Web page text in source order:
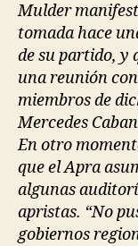
Mulder
tomada hace
de su partido, y
una reunión
miembros de
Mercedes
En otro
que el Apra
algunas
apristas. “No
gobiernos